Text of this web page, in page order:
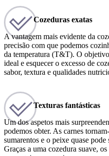
Cozeduras exatas
A vantagem mais evidente da
precisão com que podemos
da temperatura (T&T). O
ideal e esquecer o excesso de
sabor, textura e qualidades
Texturas fantásticas
Um dos aspetos mais
podemos obter. As carnes
sumarentos e o peixe quase
Graças a uma cozedura suave,